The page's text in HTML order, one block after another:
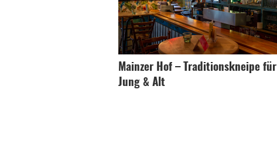
Mainzer Hof – Traditionskneipe für
Jung & Alt